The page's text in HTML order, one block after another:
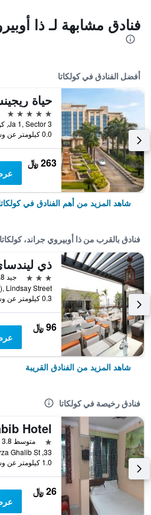
فنادق مشابهة لـ ذا
أفضل الفنادق في كولكاتا
5 نجوم
Ja 1, Sector 3, كولكاتا, الهند
0.0 كيلومتر عن وسط المدينة
263 ﷼
شاهد المزيد من أهم الفنادق في
فنادق بالقرب من ذا أوبيروي جراند، كولكاتا
ذي
3 نجوم
جيد 6.8
0.3 كيلومتر عن وسط المدينة
96 ﷼
شاهد المزيد من الفنادق القريبة
فنادق رخيصة في كولكاتا
نجمة واحدة
متوسط 3.8
1.0 كيلومتر عن وسط المدينة
26 ﷼